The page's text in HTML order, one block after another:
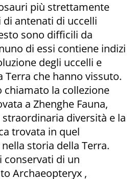
più strettamente
antenati di uccelli
sono difficili da
di essi contiene indizi
degli uccelli e
Terra che hanno vissuto.
chiamato la collezione
a Zhenghe Fauna,
diversità e la
trovata in quel
storia della Terra.
conservati di un
Archaeopteryx ,